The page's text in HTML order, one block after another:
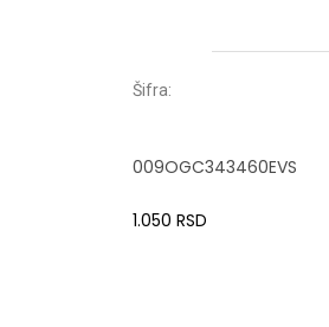
Šifra:
009OGC343460EVS
1.050 RSD